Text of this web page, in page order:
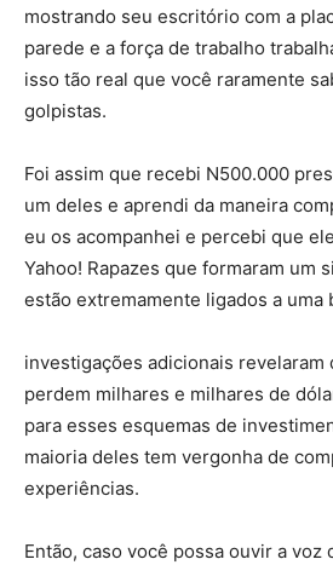
mostrando seu escritório com a
parede e a força de trabalho
isso tão real que você raramente
golpistas.
Foi assim que recebi N500.000
um deles e aprendi da maneira
eu os acompanhei e percebi que
Yahoo! Rapazes que formaram um
estão extremamente ligados a uma
investigações adicionais revelaram
perdem milhares e milhares de
para esses esquemas de
maioria deles tem vergonha de
experiências.
Então, caso você possa ouvir a voz